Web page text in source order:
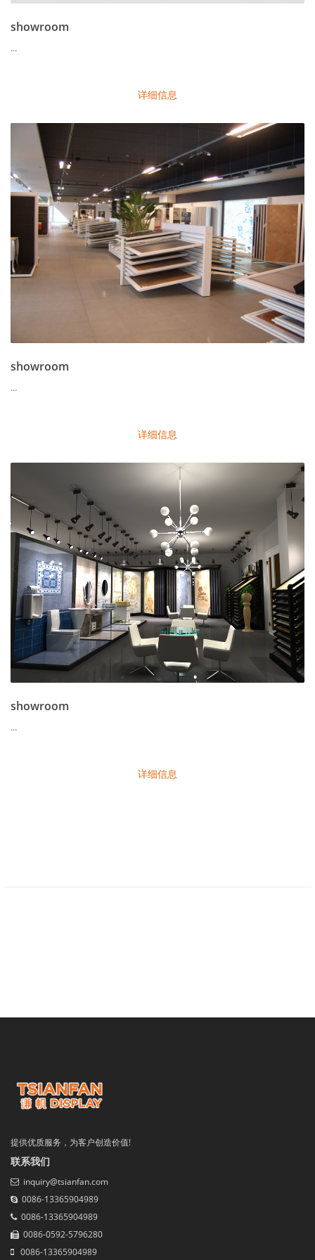
showroom
...
详细信息
showroom
...
详细信息
showroom
...
详细信息
提供优质服务，为客户创造价值!
联系我们
inquiry@tsianfan.com
0086-13365904989
0086-13365904989
0086-0592-5796280
0086-13365904989